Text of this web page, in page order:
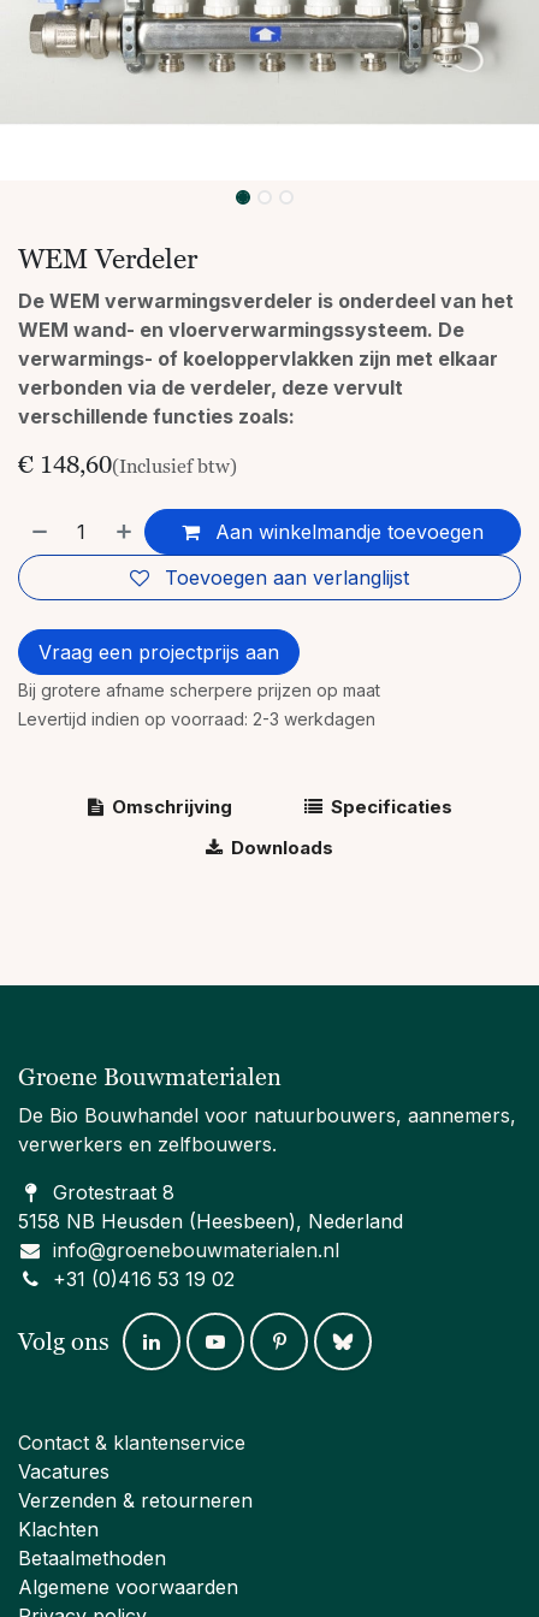
WEM Verdeler
De WEM verwarmingsverdeler is onderdeel van het
WEM wand- en vloerverwarmingssysteem. De
verwarmings- of koeloppervlakken zijn met elkaar
verbonden via de verdeler, deze vervult
verschillende functies zoals:
€ 148,60(Inclusief btw)
Aan winkelmandje toevoegen
Toevoegen aan verlanglijst
Vraag een projectprijs aan
Bij grotere afname scherpere prijzen op maat
Levertijd indien op voorraad: 2-3 werkdagen
Omschrijving
Specificaties
Downloads
Groene Bouwmaterialen
De Bio Bouwhandel voor natuurbouwers, aannemers,
verwerkers en zelfbouwers.
Grotestraat 8
5158 NB Heusden (Heesbeen), Nederland
info@groenebouwmaterialen.nl
+31 (0)416 53 19 02
Volg ons
Contact & klantenservice
Vacatures
Verzenden & retourneren
Klachten
Betaalmethoden
Algemene voorwaarden